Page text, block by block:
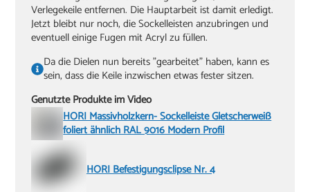
Verlegekeile entfernen. Die Hauptarbeit ist damit erledigt.
Jetzt bleibt nur noch, die Sockelleisten anzubringen und
eventuell einige Fugen mit Acryl zu füllen.
Da die Dielen nun bereits "gearbeitet" haben, kann es
sein, dass die Keile inzwischen etwas fester sitzen.
Genutzte Produkte im Video
HORI Massivholzkern- Sockelleiste Gletscherweiß
foliert ähnlich RAL 9016 Modern Profil
HORI Befestigungsclipse Nr. 4